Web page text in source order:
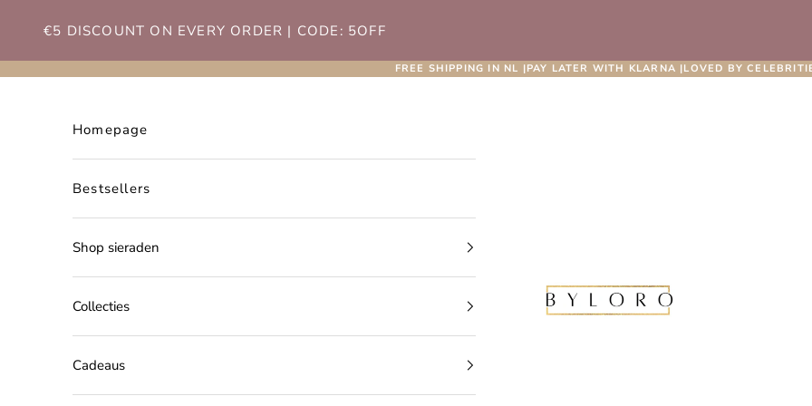
€5 DISCOUNT ON EVERY ORDER | CODE: 5OFF
FREE SHIPPING IN NL |PAY LATER WITH KLARNA |LOVED BY
Byloro.com
Homepage
Bestsellers
Shop sieraden
Collecties
Cadeaus